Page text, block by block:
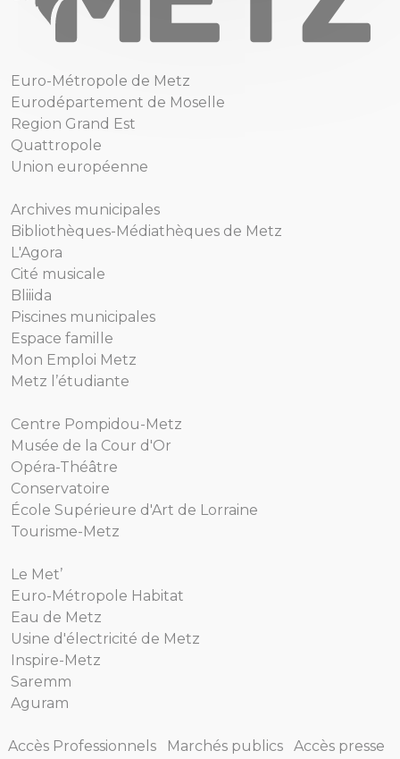
Euro-Métropole de Metz
Eurodépartement de Moselle
Region Grand Est
Quattropole
Union européenne
Archives municipales
Bibliothèques-Médiathèques de Metz
L'Agora
Cité musicale
Bliiida
Piscines municipales
Espace famille
Mon Emploi Metz
Metz l’étudiante
Centre Pompidou-Metz
Musée de la Cour d'Or
Opéra-Théâtre
Conservatoire
École Supérieure d'Art de Lorraine
Tourisme-Metz
Le Met’
Euro-Métropole Habitat
Eau de Metz
Usine d'électricité de Metz
Inspire-Metz
Saremm
Aguram
Accès Professionnels Marchés publics Accès presse